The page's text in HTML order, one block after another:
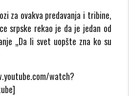
za ovakva predavanja i tribine,
srpske rekao je da je jedan od
„Da li svet uopšte zna ko su
watch?